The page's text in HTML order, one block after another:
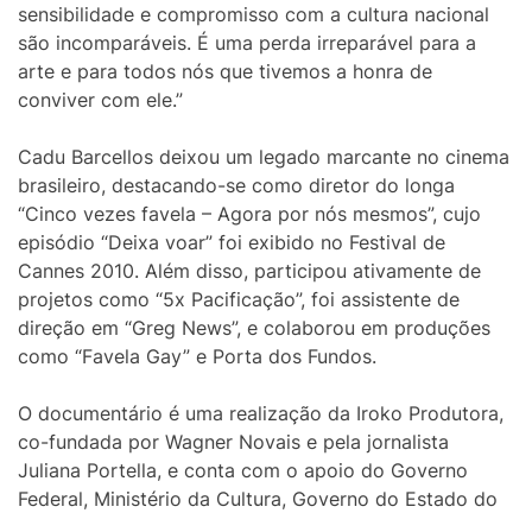
sensibilidade e compromisso com a cultura nacional
são incomparáveis. É uma perda irreparável para a
arte e para todos nós que tivemos a honra de
conviver com ele.”
Cadu Barcellos deixou um legado marcante no cinema
brasileiro, destacando-se como diretor do longa
“Cinco vezes favela – Agora por nós mesmos”, cujo
episódio “Deixa voar” foi exibido no Festival de
Cannes 2010. Além disso, participou ativamente de
projetos como “5x Pacificação”, foi assistente de
direção em “Greg News”, e colaborou em produções
como “Favela Gay” e Porta dos Fundos.
O documentário é uma realização da Iroko Produtora,
co-fundada por Wagner Novais e pela jornalista
Juliana Portella, e conta com o apoio do Governo
Federal, Ministério da Cultura, Governo do Estado do